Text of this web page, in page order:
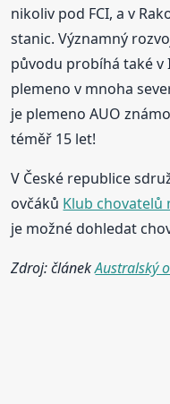
nikoliv pod FCI, a v
stanic. Významný
původu probíhá také v
plemeno v mnoha
je plemeno AUO
téměř 15 let!
V České republice
ovčáků Klub chovatelů
je možné dohledat
Zdroj: článekAustralský